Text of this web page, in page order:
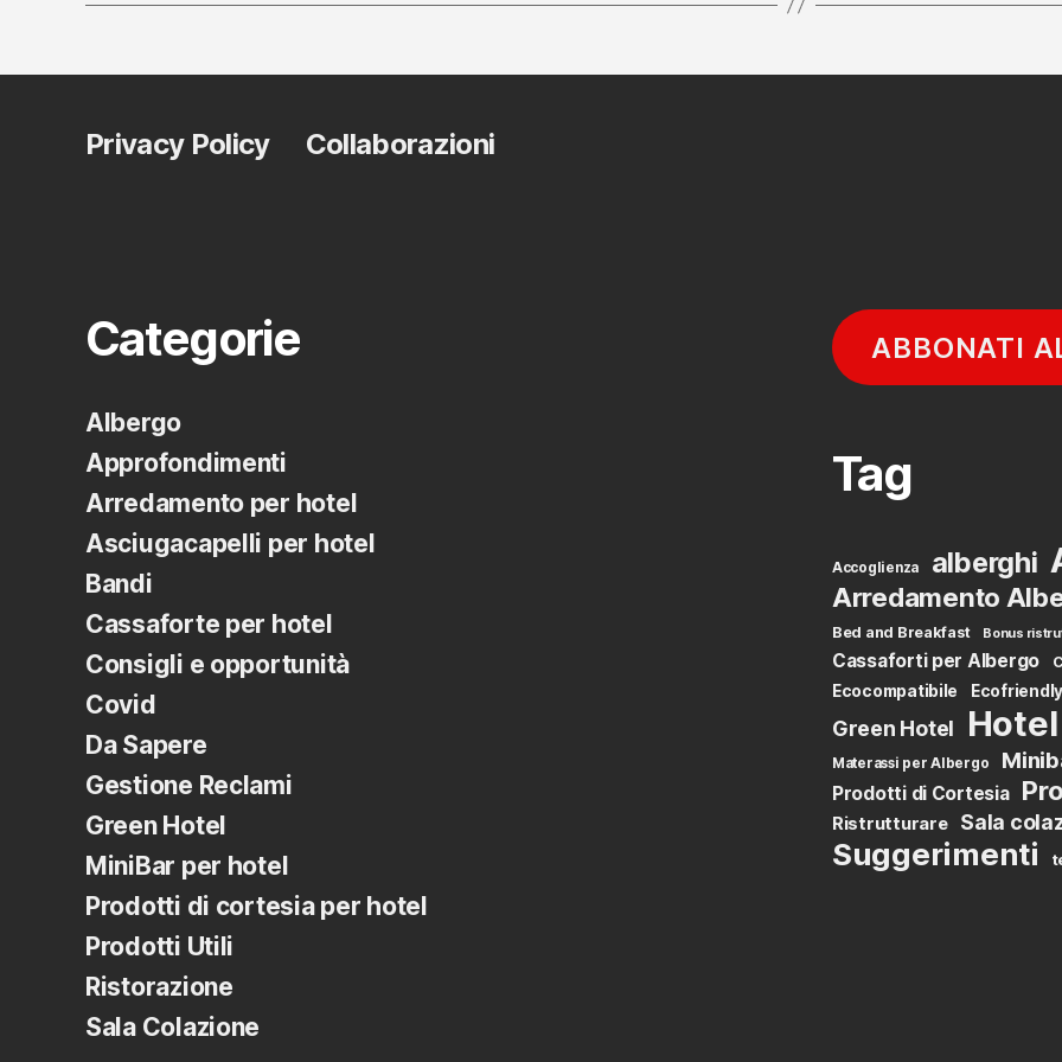
Privacy Policy Collaborazioni
Categorie
Albergo
Approfondimenti
Arredamento per hotel
Asciugacapelli per hotel
Bandi
Cassaforte per hotel
Consigli e opportunità
Covid
Da Sapere
Gestione Reclami
Green Hotel
MiniBar per hotel
Prodotti di cortesia per hotel
Prodotti Utili
Ristorazione
Sala Colazione
ABBONATI
Tag
Accoglienza alberghi
Arredamento
Bed and Breakfast Bonus
Cassaforti per Albergo
Ecocompatibile
Ecofriendly
Green Hotel Hotel
Materassi per Albergo
Prodotti di Cortesia
Ristrutturare Sala
Suggerimenti